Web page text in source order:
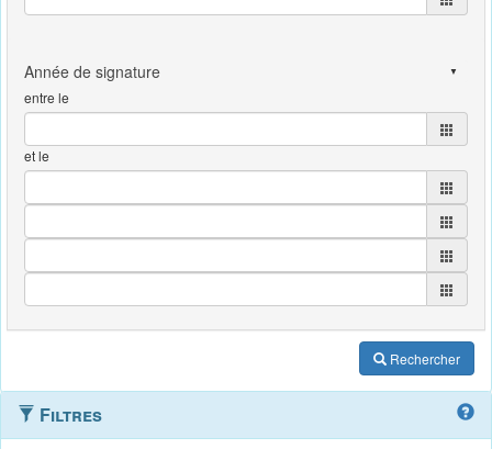
entre le
et le
Rechercher
Filtres